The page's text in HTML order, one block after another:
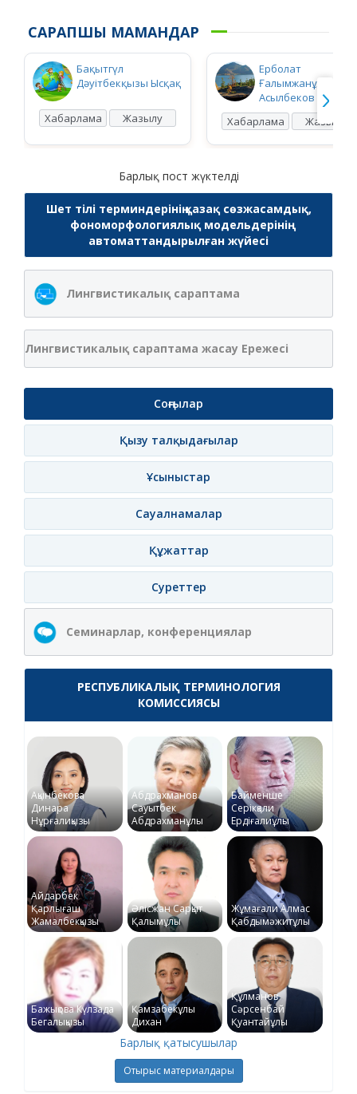
САРАПШЫ МАМАНДАР
Бақытгүл
Дәуітбекқызы Ысқақ
Хабарлама Жазылу
Ерболат
Ғалымжанұлы
Асылбеков
Хабарлама
Жазылу
Барлық пост жүктелді
Шет тілі терминдерінің қазақ сөзжасамдық,
фономорфологиялық модельдерінің
автоматтандырылған жүйесі
Лингвистикалық сараптама
Лингвистикалық сараптама жасау Ережесі
Соңғылар
Қызу талқыдағылар
Ұсыныстар
Сауалнамалар
Құжаттар
Суреттер
Семинарлар, конференциялар
РЕСПУБЛИКАЛЫҚ ТЕРМИНОЛОГИЯ
КОМИССИЯСЫ
Ақынбекова
Динара
Нұрғалиқызы
Абдрахманов
Сауытбек
Абдрахманұлы
Байменше
Серікқали
Ердіғалиұлы
Айдарбек
Қарлығаш
Жамалбекқызы
Әлісжан Сарқыт
Қалымұлы
Жұмағали Алмас
Қабдымәжитұлы
Бажықова Күлзада
Бегалықызы
Қамзабекұлы
Дихан
Құлманов
Сәрсенбай
Қуантайұлы
Барлық қатысушылар
Отырыс материалдары